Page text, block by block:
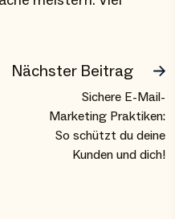
Nächster Beitrag
Sichere E-Mail-
Marketing Praktiken:
So schützt du deine
Kunden und dich!